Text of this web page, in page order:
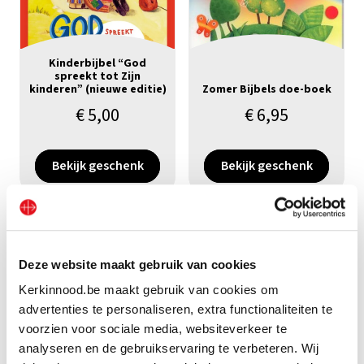
Deze website maakt gebruik van cookies
Kerkinnood.be maakt gebruik van cookies om
advertenties te personaliseren, extra functionaliteiten te
voorzien voor sociale media, websiteverkeer te
analyseren en de gebruikservaring te verbeteren. Wij
Kinderbijbel “God
spreekt tot Zijn
kinderen” (nieuwe editie)
€5,00
Bekijk geschenk
Zomer Bijbels doe-boek
€6,95
Bekijk geschenk